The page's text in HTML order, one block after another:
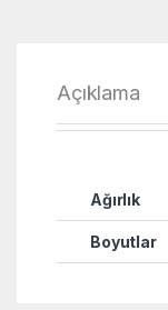
Açıklama
Ağırlık
Boyutlar